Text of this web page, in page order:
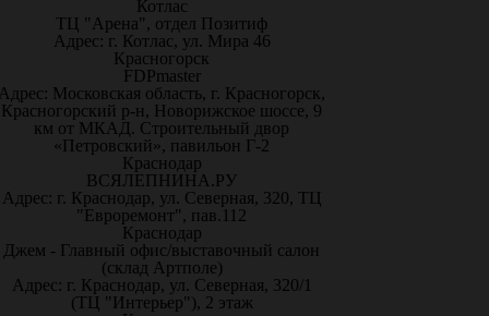
Котлас
ТЦ "Арена", отдел Позитиф
Адрес: г. Котлас, ул. Мира 46
Красногорск
FDPmaster
Московская область, г. Красногорск,
Красногорский р-н, Новорижское шоссе, 9
км от МКАД. Строительный двор
«Петровский», павильон Г-2
Краснодар
ВСЯЛЕПНИНА.РУ
Адрес: г. Краснодар, ул. Северная, 320, ТЦ
"Евроремонт", пав.112
Краснодар
Джем - Главный офис/выставочный салон
(склад Артполе)
Адрес: г. Краснодар, ул. Северная, 320/1
(ТЦ "Интерьер"), 2 этаж